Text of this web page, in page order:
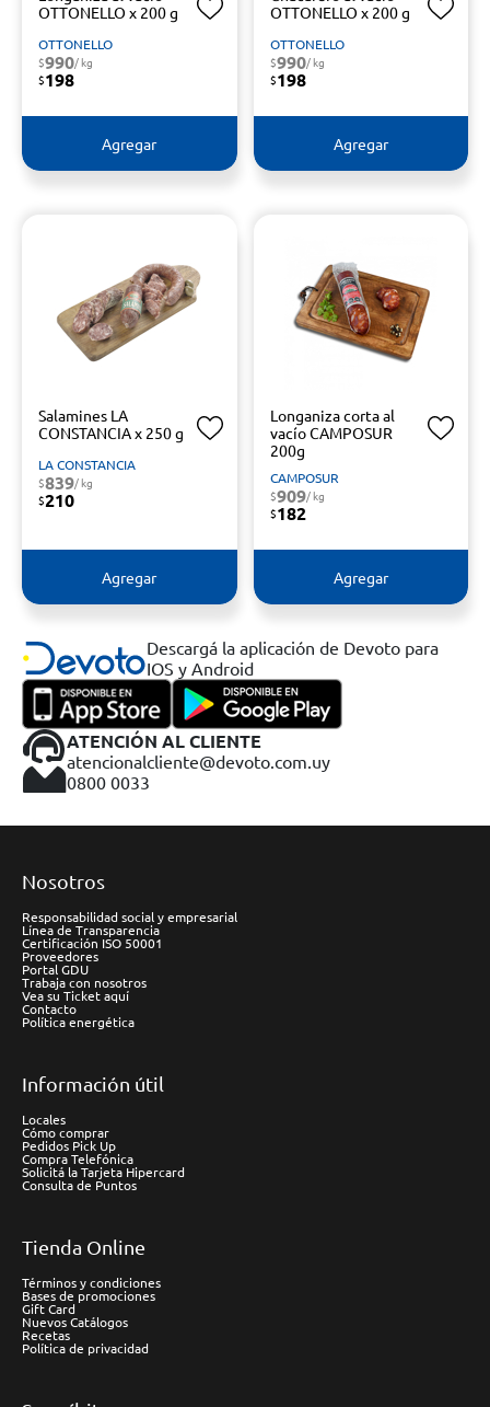
OTTONELLO x 200 g
OTTONELLO
$990/ kg
$198
Agregar
OTTONELLO x 200 g
OTTONELLO
$990/ kg
$198
Agregar
Salamines LA
CONSTANCIA x 250 g
LA CONSTANCIA
$839/ kg
$210
Agregar
Longaniza corta al
vacío CAMPOSUR
200g
CAMPOSUR
$909/ kg
$182
Agregar
Descargá la aplicación de Devoto para
IOS y Android
ATENCIÓN AL CLIENTE
atencionalcliente@devoto.com.uy
0800 0033
Nosotros
Responsabilidad social y empresarial
Línea de Transparencia
Certificación ISO 50001
Proveedores
Portal GDU
Trabaja con nosotros
Vea su Ticket aquí
Contacto
Política energética
Información útil
Locales
Cómo comprar
Pedidos Pick Up
Compra Telefónica
Solicitá la Tarjeta Hipercard
Consulta de Puntos
Tienda Online
Términos y condiciones
Bases de promociones
Gift Card
Nuevos Catálogos
Recetas
Política de privacidad